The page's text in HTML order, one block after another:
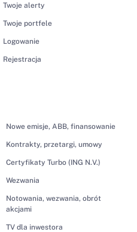
Nowe emisje, ABB, finansowanie
Kontrakty, przetargi, umowy
Certyfikaty Turbo (ING N.V.)
Wezwania
Notowania, wezwania, obrót
akcjami
TV dla inwestora
Twoje alerty
Twoje portfele
Logowanie
Rejestracja